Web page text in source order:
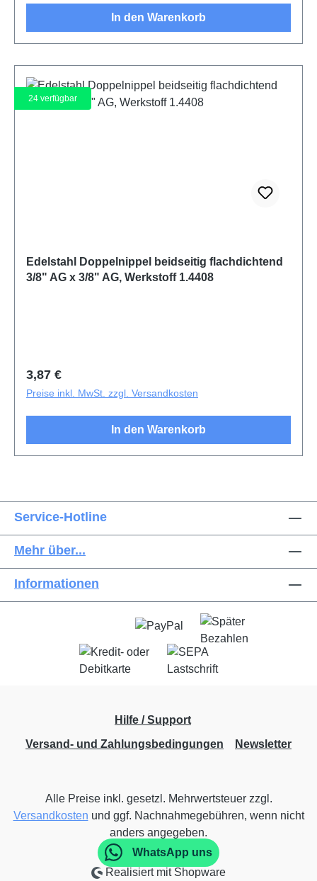
In den Warenkorb
24 verfügbar
Edelstahl Doppelnippel beidseitig flachdichtend
3/8" AG x 3/8" AG, Werkstoff 1.4408
Regulärer Preis:
3,87 €
Preise inkl. MwSt. zzgl. Versandkosten
In den Warenkorb
Service-Hotline
Mehr über...
Informationen
Hilfe / Support
Versand- und Zahlungsbedingungen
Newsletter
Alle Preise inkl. gesetzl. Mehrwertsteuer zzgl.
Versandkosten und ggf. Nachnahmegebühren, wenn nicht
anders angegeben.
Realisiert mit Shopware
WhatsApp uns